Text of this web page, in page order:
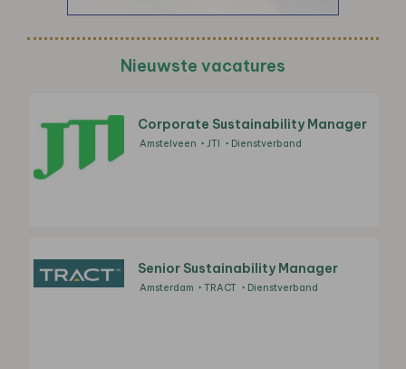
Nieuwste vacatures
Corporate Sustainability Manager
Amstelveen JTI Dienstverband
Senior Sustainability Manager
Amsterdam TRACT Dienstverband